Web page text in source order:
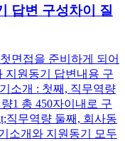
답변 구성차이 질
면접을 준비하게 되어
지원동기 답변내용 구
소개 : 첫째, 직무역량
1 총 450자이내로 구
직무역량 둘째, 회사동
소개와 지원동기 모두